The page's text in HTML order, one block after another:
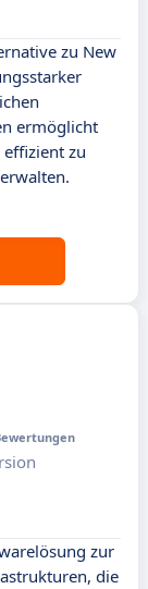
zu New
ermöglicht
effizient zu
zur
die